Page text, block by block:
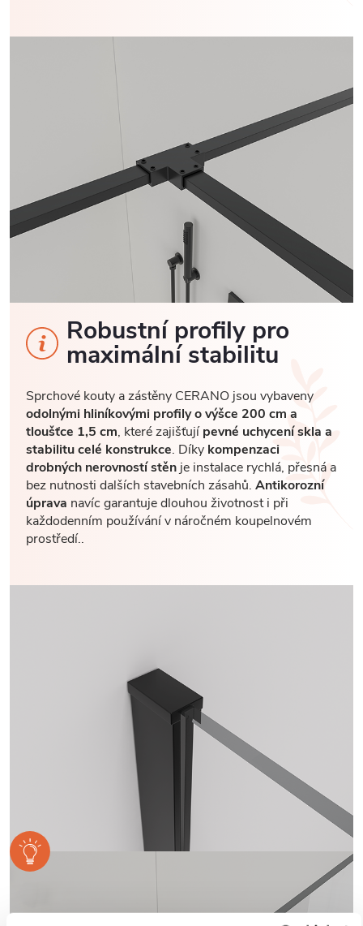
Robustní profily pro
maximální stabilitu
Sprchové kouty a zástěny CERANO jsou vybaveny
odolnými hliníkovými profily o výšce 200 cm a
tloušťce 1,5 cm, které zajišťujípevné uchycení skla a
stabilitu celé konstrukce. Díky kompenzaci
drobných nerovností stěnje instalace rychlá, přesná a
bez nutnosti dalších stavebních zásahů. Antikorozní
úprava navíc garantuje dlouhou životnost i při
každodenním používání v náročném koupelnovém
prostředí..